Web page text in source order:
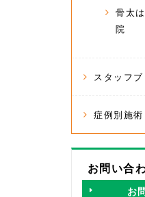
骨太
院
スタッフブ
症例別施術
お問い合
お